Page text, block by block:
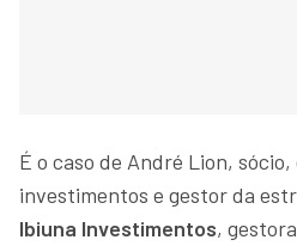
É o caso de André Lion,
investimentos e gestor da
Ibiuna Investimentos,